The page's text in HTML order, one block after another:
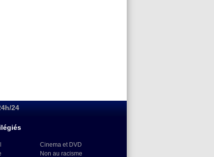
24
Cinema et DVD
Non au racisme